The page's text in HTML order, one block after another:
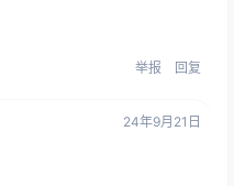
举报 回复
24年9月21日